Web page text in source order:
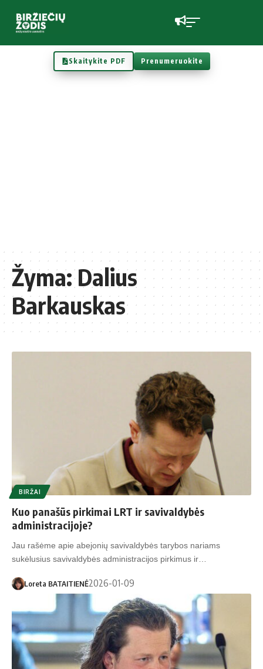
Skaitykite PDF Prenumeruokite
Žyma:Dalius
Barkauskas
BIRŽAI
Kuo panašūs pirkimai LRT ir savivaldybės
administracijoje?
Jau rašėme apie abejonių savivaldybės tarybos nariams
sukėlusius savivaldybės administracijos pirkimus ir…
Loreta BATAITIENĖ2026-01-09